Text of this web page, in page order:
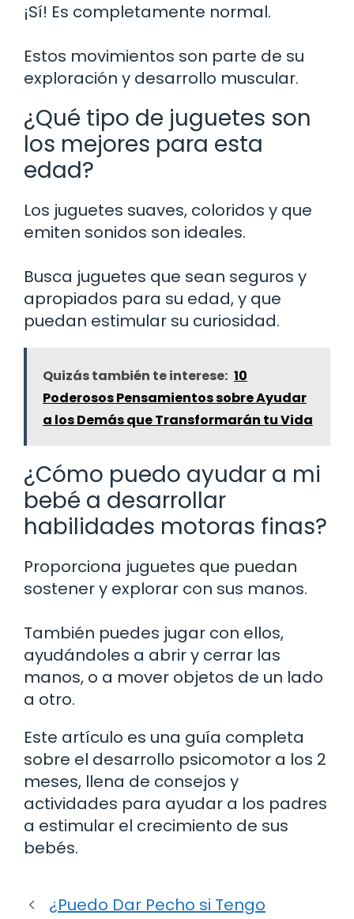
¡Sí! Es completamente normal.
Estos movimientos son parte de su
exploración y desarrollo muscular.
¿Qué tipo de juguetes son
los mejores para esta
edad?
Los juguetes suaves, coloridos y que
emiten sonidos son ideales.
Busca juguetes que sean seguros y
apropiados para su edad, y que
puedan estimular su curiosidad.
Quizás también te interese: 10
Poderosos Pensamientos sobre Ayudar
a los Demás que Transformarán tu Vida
¿Cómo puedo ayudar a mi
bebé a desarrollar
habilidades motoras finas?
Proporciona juguetes que puedan
sostener y explorar con sus manos.
También puedes jugar con ellos,
ayudándoles a abrir y cerrar las
manos, o a mover objetos de un lado
a otro.
Este artículo es una guía completa
sobre el desarrollo psicomotor a los 2
meses, llena de consejos y
actividades para ayudar a los padres
a estimular el crecimiento de sus
bebés.
¿Puedo Dar Pecho si Tengo